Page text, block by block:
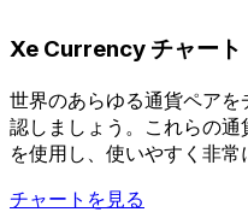
Xe Currency チャート
世界のあらゆる通貨ペア
認しましょう。これらの通
を使用し、使いやすく非常
チャートを見る